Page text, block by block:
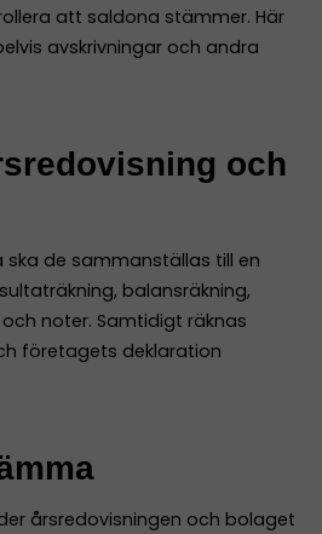
att saldona stämmer. Här
avskrivningar och andra
och
de sammanställas till en
balansräkning,
noter. Samtidigt räknas
företagets deklaration
årsredovisningen och bolaget